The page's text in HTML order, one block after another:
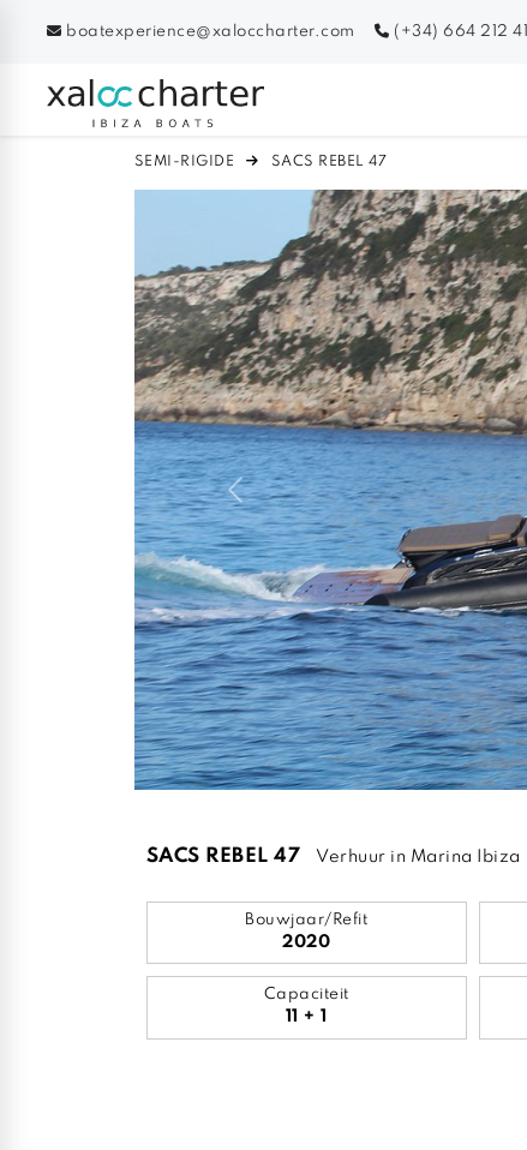
boatexperience@xaloccharter.com (+34) 664 212 411
SEMI-RIGIDE SACS REBEL 47
Previous
SACS REBEL 47 Verhuur in Marina Ibiza
Bouwjaar/Refit
2020
Capaciteit
11 + 1